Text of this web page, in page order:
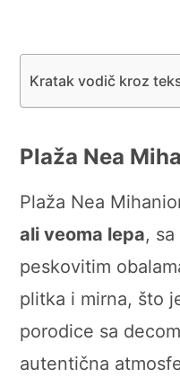
Kratak vodič kroz
Plaža Nea
Plaža Nea
ali veoma lepa,
peskovitim
plitka i mirna, što
porodice sa
autentična